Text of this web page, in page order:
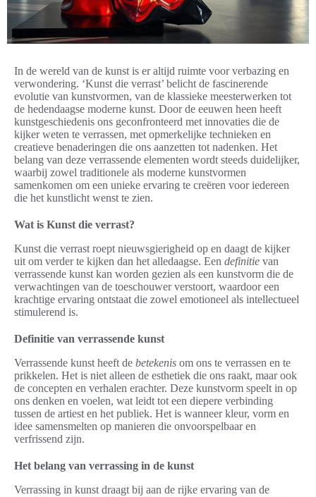
In de wereld van de kunst is er altijd ruimte voor verbazing en
verwondering. ‘Kunst die verrast’ belicht de fascinerende
evolutie van kunstvormen, van de klassieke meesterwerken tot
de hedendaagse moderne kunst. Door de eeuwen heen heeft
kunstgeschiedenis ons geconfronteerd met innovaties die de
kijker weten te verrassen, met opmerkelijke technieken en
creatieve benaderingen die ons aanzetten tot nadenken. Het
belang van deze verrassende elementen wordt steeds duidelijker,
waarbij zowel traditionele als moderne kunstvormen
samenkomen om een unieke ervaring te creëren voor iedereen
die het kunstlicht wenst te zien.
Wat is Kunst die verrast?
Kunst die verrast roept nieuwsgierigheid op en daagt de kijker
uit om verder te kijken dan het alledaagse. Een definitie van
verrassende kunst kan worden gezien als een kunstvorm die de
verwachtingen van de toeschouwer verstoort, waardoor een
krachtige ervaring ontstaat die zowel emotioneel als intellectueel
stimulerend is.
Definitie van verrassende kunst
Verrassende kunst heeft de betekenis om ons te verrassen en te
prikkelen. Het is niet alleen de esthetiek die ons raakt, maar ook
de concepten en verhalen erachter. Deze kunstvorm speelt in op
ons denken en voelen, wat leidt tot een diepere verbinding
tussen de artiest en het publiek. Het is wanneer kleur, vorm en
idee samensmelten op manieren die onvoorspelbaar en
verfrissend zijn.
Het belang van verrassing in de kunst
Verrassing in kunst draagt bij aan de rijke ervaring van de